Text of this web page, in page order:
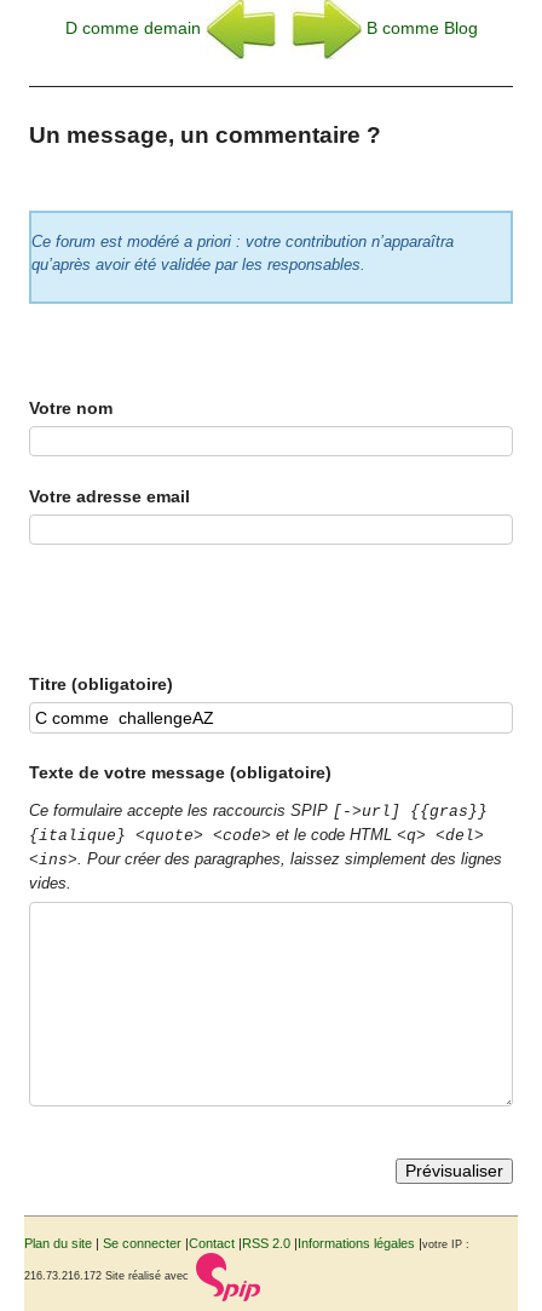
D comme demain B comme Blog
Un message, un commentaire ?
Ce forum est modéré a priori : votre contribution n’apparaîtra
qu’après avoir été validée par les responsables.
Votre nom
Votre adresse email
Titre (obligatoire)
Texte de votre message (obligatoire)
Ce formulaire accepte les raccourcis SPIP [->url] {{gras}}
{italique} <quote> <code> et le code HTML<q> <del>
<ins> . Pour créer des paragraphes, laissez simplement des lignes
vides.
Plan du site | Se connecter |Contact |RSS 2.0 |Informations légales |votre IP :
216.73.216.172 Site réalisé avec